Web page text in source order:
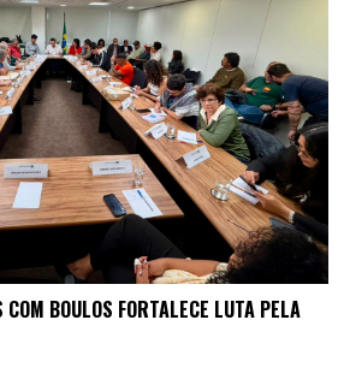
BOULOS FORTALECE LUTA PELA